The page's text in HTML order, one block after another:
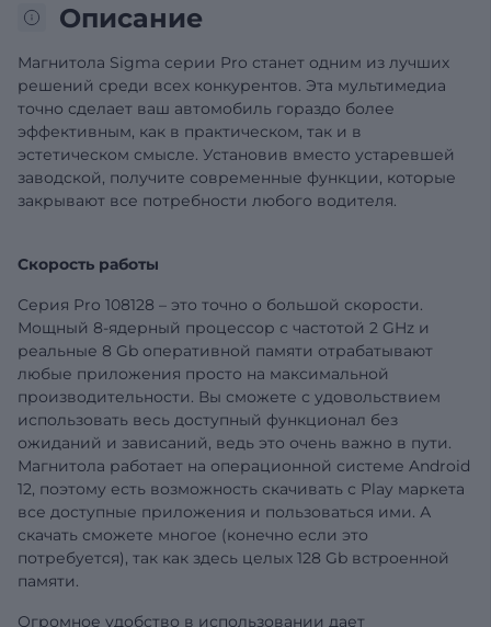
Описание
Магнитола Sigma серии Pro станет одним из лучших
решений среди всех конкурентов. Эта мультимедиа
точно сделает ваш автомобиль гораздо более
эффективным, как в практическом, так и в
эстетическом смысле. Установив вместо устаревшей
заводской, получите современные функции, которые
закрывают все потребности любого водителя.
Скорость работы
Серия Pro 108128 – это точно о большой скорости.
Мощный 8-ядерный процессор с частотой 2 GHz и
реальные 8 Gb оперативной памяти отрабатывают
любые приложения просто на максимальной
производительности. Вы сможете с удовольствием
использовать весь доступный функционал без
ожиданий и зависаний, ведь это очень важно в пути.
Магнитола работает на операционной системе Android
12, поэтому есть возможность скачивать с Play маркета
все доступные приложения и пользоваться ими. А
скачать сможете многое (конечно если это
потребуется), так как здесь целых 128 Gb встроенной
памяти.
Огромное удобство в использовании дает